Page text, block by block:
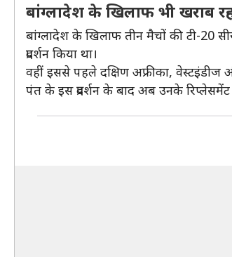
बांग्लादेश के खिलाफ भी खराब
बांग्लादेश के खिलाफ तीन मैचों की टी-20
प्रदर्शन किया था।
वहीं इससे पहले दक्षिण अफ्रीका,
पंत के इस प्रदर्शन के बाद अब उनके रिप्लेसमेंट